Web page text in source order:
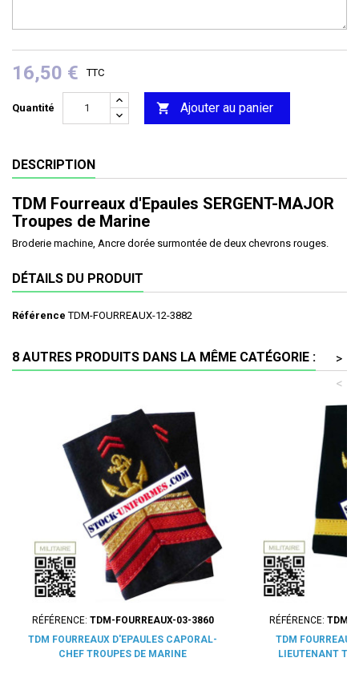
16,50 € TTC
Quantité  Ajouter au panier
DESCRIPTION
TDM Fourreaux d'Epaules SERGENT-MAJOR
Troupes de Marine
Broderie machine, Ancre dorée surmontée de deux chevrons rouges.
DÉTAILS DU PRODUIT
Référence TDM-FOURREAUX-12-3882
8 AUTRES PRODUITS DANS LA MÊME CATÉGORIE :
>
<
RÉFÉRENCE: TDM-FOURREAUX-03-3860
TDM FOURREAUX D'EPAULES CAPORAL-
CHEF TROUPES DE MARINE
RÉFÉRENCE: TDM-
TDM
LIEUTENANT